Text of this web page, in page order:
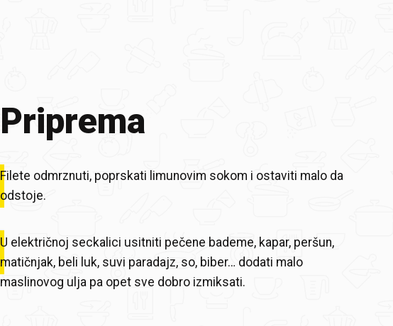
Priprema
Filete odmrznuti, poprskati limunovim sokom i ostaviti malo da
odstoje.
U električnoj seckalici usitniti pečene bademe, kapar, peršun,
matičnjak, beli luk, suvi paradajz, so, biber… dodati malo
maslinovog ulja pa opet sve dobro izmiksati.